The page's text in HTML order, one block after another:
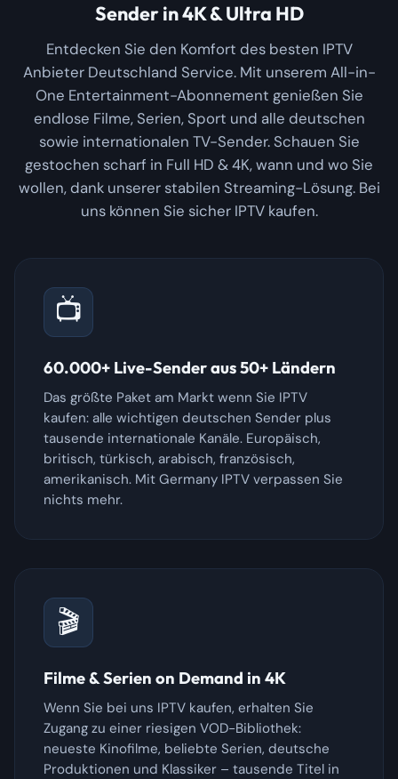
Sender in 4K & Ultra HD
Entdecken Sie den Komfort des besten IPTV
Anbieter Deutschland Service. Mit unserem All-in-
One Entertainment-Abonnement genießen Sie
endlose Filme, Serien, Sport und alle deutschen
sowie internationalen TV-Sender. Schauen Sie
gestochen scharf in Full HD & 4K, wann und wo Sie
wollen, dank unserer stabilen Streaming-Lösung. Bei
uns können Sie sicher IPTV kaufen.
📺
60.000+ Live-Sender aus 50+ Ländern
Das größte Paket am Markt wenn Sie IPTV
kaufen: alle wichtigen deutschen Sender plus
tausende internationale Kanäle. Europäisch,
britisch, türkisch, arabisch, französisch,
amerikanisch. Mit Germany IPTV verpassen Sie
nichts mehr.
🎬
Filme & Serien on Demand in 4K
Wenn Sie bei uns IPTV kaufen, erhalten Sie
Zugang zu einer riesigen VOD-Bibliothek:
neueste Kinofilme, beliebte Serien, deutsche
Produktionen und Klassiker – tausende Titel in